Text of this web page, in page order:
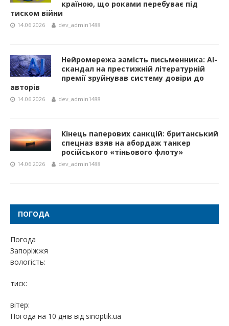
країною, що роками перебуває під
тиском війни
14.06.2026 dev_admin1488
Нейромережа замість письменника: AI-
скандал на престижній літературній
премії зруйнував систему довіри до
авторів
14.06.2026 dev_admin1488
Кінець паперових санкцій: британський
спецназ взяв на абордаж танкер
російського «тіньового флоту»
14.06.2026 dev_admin1488
ПОГОДА
Погода
Запоріжжя
вологість:
тиск:
вітер:
Погода на 10 днів від sinoptik.ua